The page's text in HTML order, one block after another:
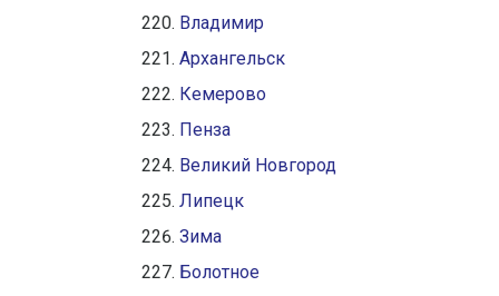
Владимир
Архангельск
Кемерово
Пенза
Великий Новгород
Липецк
Зима
Болотное